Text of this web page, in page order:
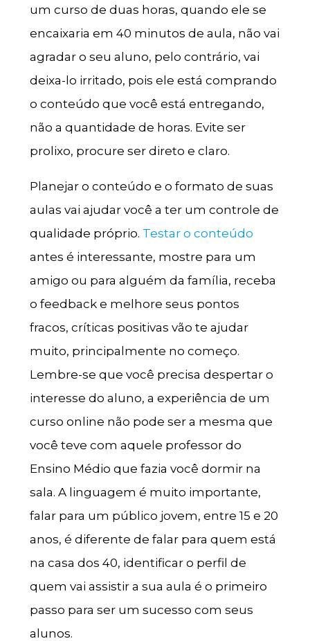
um curso de duas horas, quando ele se
encaixaria em 40 minutos de aula, não vai
agradar o seu aluno, pelo contrário, vai
deixa-lo irritado, pois ele está comprando
o conteúdo que você está entregando,
não a quantidade de horas. Evite ser
prolixo, procure ser direto e claro.
Planejar o conteúdo e o formato de suas
aulas vai ajudar você a ter um controle de
qualidade próprio. Testar o conteúdo
antes é interessante, mostre para um
amigo ou para alguém da família, receba
o feedback e melhore seus pontos
fracos, críticas positivas vão te ajudar
muito, principalmente no começo.
Lembre-se que você precisa despertar o
interesse do aluno, a experiência de um
curso online não pode ser a mesma que
você teve com aquele professor do
Ensino Médio que fazia você dormir na
sala. A linguagem é muito importante,
falar para um público jovem, entre 15 e 20
anos, é diferente de falar para quem está
na casa dos 40, identificar o perfil de
quem vai assistir a sua aula é o primeiro
passo para ser um sucesso com seus
alunos.